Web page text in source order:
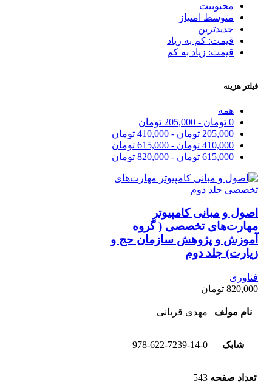
محبوبیت
متوسط امتیاز
جدیدترین
قیمت: کم به زیاد
قیمت: زیاد به کم
فیلتر هزینه
همه
0 تومان -
205,000 تومان
205,000 تومان -
410,000 تومان
410,000 تومان -
615,000 تومان
615,000 تومان -
820,000 تومان
اصول و مبانی کامپیوتر
مهارت‌های تخصصی ( گروه
آموزش و پژوهش سازمان حج و
زیارت) جلد دوم
فناوری
820,000 تومان
نام مولف مهدی قربانی
شابک 978-622-7239-14-0
تعداد صفحه 543